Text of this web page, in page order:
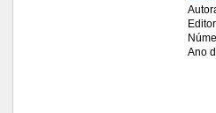
Ano